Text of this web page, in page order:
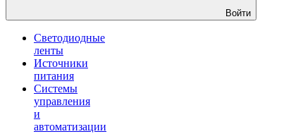
Войти
Светодиодные
ленты
Источники
питания
Системы
управления
и
автоматизации